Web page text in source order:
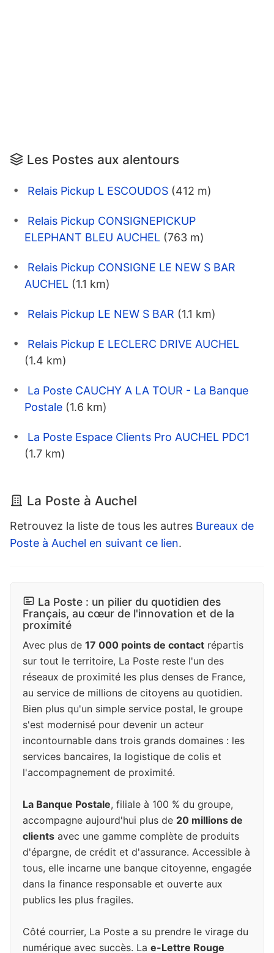
Les Postes aux alentours
Relais Pickup L ESCOUDOS (412 m)
Relais Pickup CONSIGNEPICKUP
ELEPHANT BLEU AUCHEL (763 m)
Relais Pickup CONSIGNE LE NEW S BAR
AUCHEL (1.1 km)
Relais Pickup LE NEW S BAR (1.1 km)
Relais Pickup E LECLERC DRIVE AUCHEL
(1.4 km)
La Poste CAUCHY A LA TOUR - La Banque
Postale (1.6 km)
La Poste Espace Clients Pro AUCHEL PDC1
(1.7 km)
La Poste à Auchel
Retrouvez la liste de tous les autres Bureaux de
Poste à Auchel en suivant ce lien.
La Poste : un pilier du quotidien des
Français, au cœur de l'innovation et de la
proximité
Avec plus de 17 000 points de contact répartis
sur tout le territoire, La Poste reste l'un des
réseaux de proximité les plus denses de France,
au service de millions de citoyens au quotidien.
Bien plus qu'un simple service postal, le groupe
s'est modernisé pour devenir un acteur
incontournable dans trois grands domaines : les
services bancaires, la logistique de colis et
l'accompagnement de proximité.
La Banque Postale, filiale à 100 % du groupe,
accompagne aujourd'hui plus de 20 millions de
clients avec une gamme complète de produits
d'épargne, de crédit et d'assurance. Accessible à
tous, elle incarne une banque citoyenne, engagée
dans la finance responsable et ouverte aux
publics les plus fragiles.
Côté courrier, La Poste a su prendre le virage du
numérique avec succès. La e-Lettre Rouge